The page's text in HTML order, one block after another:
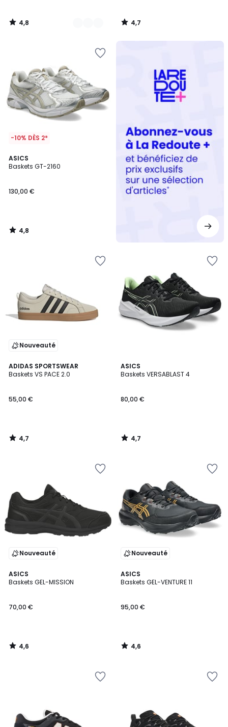
4,8
/
4,7
/
-10% DÈS 2*
ASICS
Baskets GT-2160
130,00 €
4,8
/ 5
4,8
/
Nouveauté
ADIDAS SPORTSWEAR
Baskets VS PACE 2.0
55,00 €
4,7
/ 5
4,7
/
ASICS
Baskets VERSABLAST 4
80,00 €
4,7
/ 5
4,7
/
Nouveauté
ASICS
Baskets GEL-MISSION
70,00 €
4,6
/ 5
4,6
/
Nouveauté
ASICS
Baskets GEL-VENTURE 11
95,00 €
4,6
/ 5
4,6
/